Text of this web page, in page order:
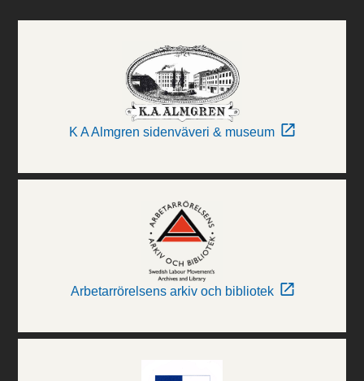
K A Almgren sidenväveri & museum
Arbetarrörelsens arkiv och bibliotek